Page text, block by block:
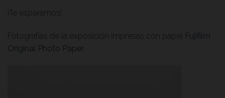
¡Te esperamos!
Fotografías de la exposición impresas con papel Fujifilm
Original Photo Paper.